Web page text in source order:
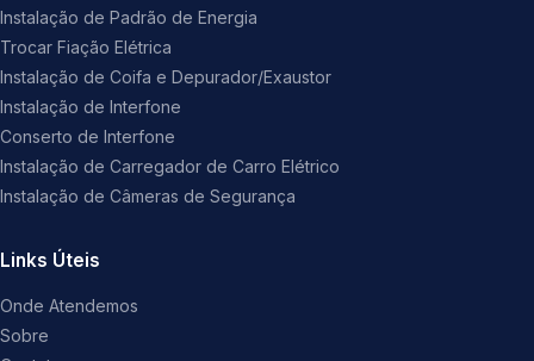
Instalação de Padrão de Energia
Trocar Fiação Elétrica
Instalação de Coifa e Depurador/Exaustor
Instalação de Interfone
Conserto de Interfone
Instalação de Carregador de Carro Elétrico
Instalação de Câmeras de Segurança
Links Úteis
Onde Atendemos
Sobre